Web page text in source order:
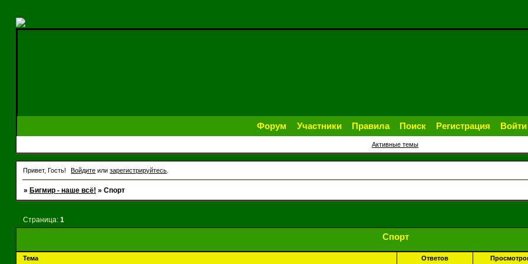
Форум Участники Правила Поиск Регистрация Войти
Активные темы
Привет, Гость! Войдите илизарегистрируйтесь
» Бигмир - наше всё! » Спорт
Спорт
Страница: 1
Тема Ответов